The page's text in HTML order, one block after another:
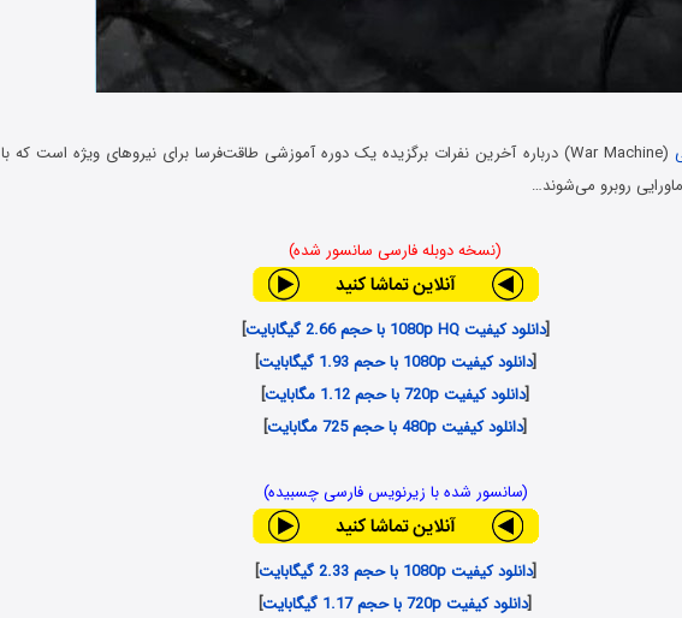
(War Machine) درباره آخرین نفرات برگزیده یک دوره آموزشی طاقت‌فرسا برای نیروهای ویژه است که با
روبرو می‌شوند…
(نسخه دوبله فارسی سانسور شده)
[دانلود کیفیت 1080p HQ با حجم 2.66 گیگابایت
]
[دانلود کیفیت 1080p با حجم 1.93 گیگابایت
]
[دانلود کیفیت 720p با حجم 1.12 مگابایت
]
[دانلود کیفیت 480p با حجم 725 مگابایت ]
(سانسور شده با زیرنویس فارسی چسبیده)
[دانلود کیفیت 1080p با حجم 2.33 گیگابایت
]
[دانلود کیفیت 720p با حجم 1.17 گیگابایت
]